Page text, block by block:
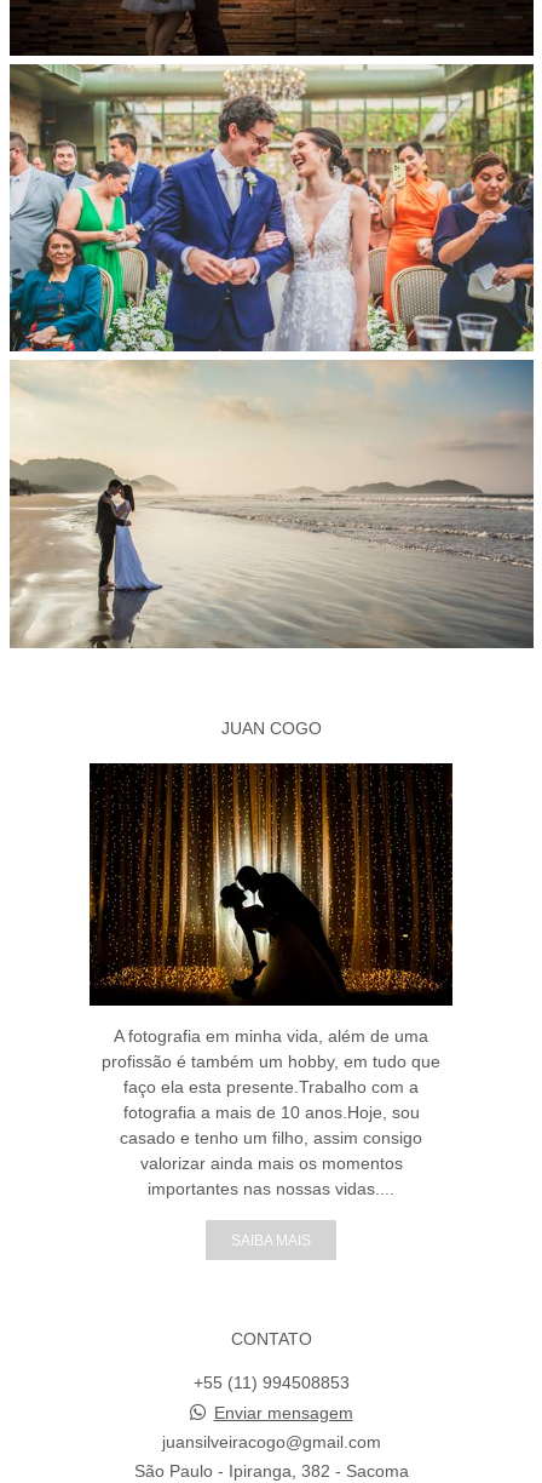
JUAN COGO
A fotografia em minha vida, além de uma
profissão é também um hobby, em tudo que
faço ela esta presente.Trabalho com a
fotografia a mais de 10 anos.Hoje, sou
casado e tenho um filho, assim consigo
valorizar ainda mais os momentos
importantes nas nossas vidas....
SAIBA MAIS
CONTATO
+55 (11) 994508853
Enviar mensagem
juansilveiracogo@gmail.com
São Paulo - Ipiranga, 382 - Sacoma